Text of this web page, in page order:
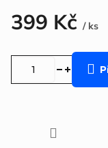
399 Kč / ks